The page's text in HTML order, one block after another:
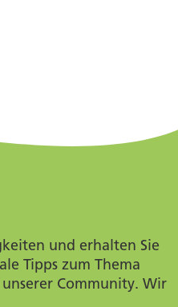
und erhalten Sie
Tipps zum Thema
unserer Community. Wir